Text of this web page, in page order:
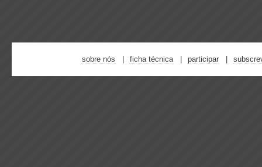
sobre nós ficha técnica participar